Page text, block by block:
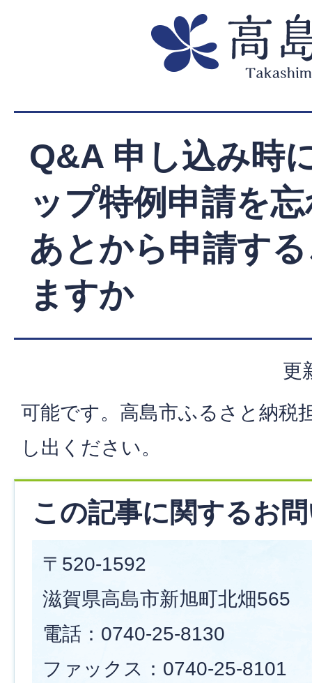
Q&A 申し込み時
ップ特例申請を
あとから申請す
ますか
更
可能です。高島市ふるさと納税
し出ください。
この記事に関するお
〒520-1592
滋賀県高島市新旭町北畑565
電話：0740-25-8130
ファックス：0740-25-8101